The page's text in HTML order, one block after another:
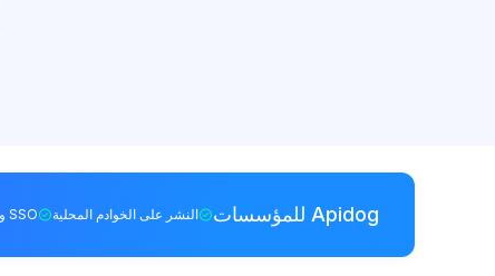
Apidog للمؤسسات النشر على الخوادم المحلية SSO و RBAC